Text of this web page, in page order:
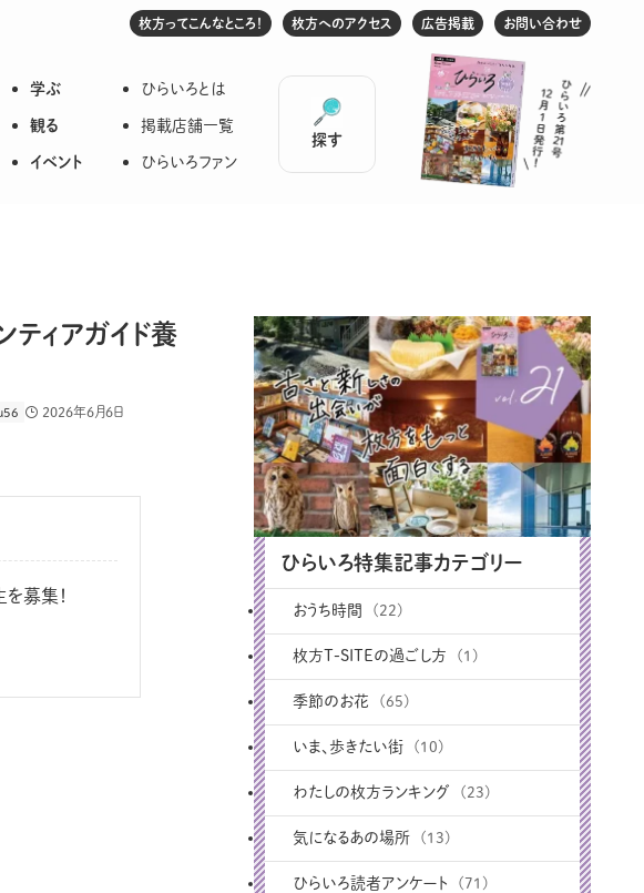
学ぶ
観る
イベント
ひらいろとは
掲載店舗一覧
ひらいろファン
探す
枚方ってこんなところ！ 枚方へのアクセス 広告掲載 お問い合わせ
ティアガイド養
2026年6月6日
募集！
ひらいろ特集記事カテゴリー
おうち時間 (22)
枚方T-SITEの過ごし方 (1)
季節のお花 (65)
いま、歩きたい街 (10)
わたしの枚方ランキング (23)
気になるあの場所 (13)
ひらいろ読者アンケート (71)